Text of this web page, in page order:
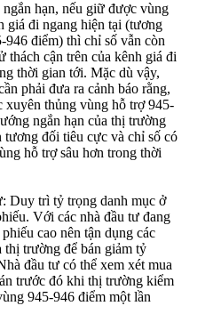
hạn, nếu giữ được vùng
giá đi ngang hiện tại (tương
điểm) thì chỉ số vẫn còn
thách cận trên của kênh giá đi
thời gian tới. Mặc dù vậy,
phải đưa ra cảnh báo rằng,
xuyên thủng vùng hỗ trợ 945-
ngắn hạn của thị trường
tương đối tiêu cực và chỉ số có
hỗ trợ sâu hơn trong thời
Duy trì tỷ trọng danh mục ở
Với các nhà đầu tư đang
cao nên tận dụng các
thị trường để bán giảm tỷ
đầu tư có thể xem xét mua
trước đó khi thị trường kiểm
945-946 điểm một lần